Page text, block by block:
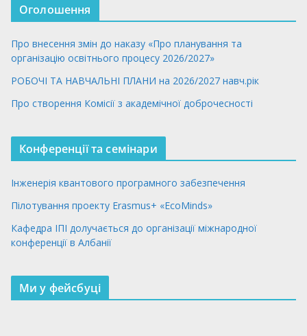
Оголошення
Про внесення змін до наказу «Про планування та
організацію освітнього процесу 2026/2027»
РОБОЧІ ТА НАВЧАЛЬНІ ПЛАНИ на 2026/2027 навч.рік
Про створення Комісії з академічної доброчесності
Конференції та семінари
Інженерія квантового програмного забезпечення
Пілотування проекту Erasmus+ «EcoMinds»
Кафедра ІПІ долучається до організації міжнародної
конференції в Албанії
Ми у фейсбуці